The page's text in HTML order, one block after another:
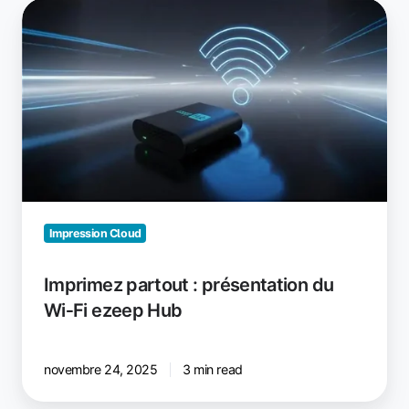
Imprimez
partout
présentation
du
Wi‑Fi
ezeep
Impression Cloud
Imprimez partout : présentation du
Wi‑Fi ezeep Hub
novembre 24, 2025 3 min read